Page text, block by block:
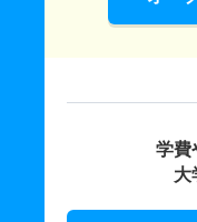
学費
大